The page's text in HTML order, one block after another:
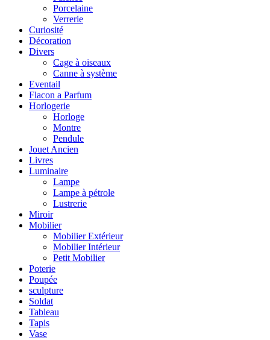
Porcelaine
Verrerie
Curiosité
Décoration
Divers
Cage à oiseaux
Canne à système
Eventail
Flacon a Parfum
Horlogerie
Horloge
Montre
Pendule
Jouet Ancien
Livres
Luminaire
Lampe
Lampe à pétrole
Lustrerie
Miroir
Mobilier
Mobilier Extérieur
Mobilier Intérieur
Petit Mobilier
Poterie
Poupée
sculpture
Soldat
Tableau
Tapis
Vase